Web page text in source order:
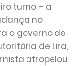
turno – a
no
o governo de
de Lira,
atropelou